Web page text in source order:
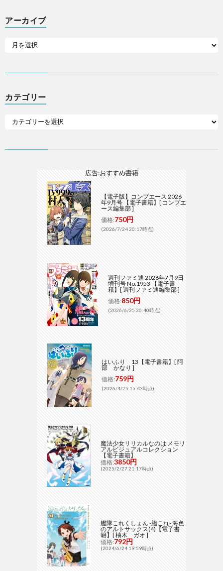
アーカイブ
カテゴリー
広告:おすすめ書籍
【電子版】コンプエース 2026
年9月号 【電子書籍】[ コンプエ
ース編集部 ]
価格:750円
(2026/7/24 20:17時点)
週刊ファミ通 2026年7月9日
増刊号 No.1953 【電子書
籍】[ 週刊ファミ通編集部 ]
価格:850円
(2026/6/25 20:40時点)
はいふり 13【電子書籍】[ 阿
部 かなり ]
価格:759円
(2026/4/25 15:43時点)
魔法少女リリカルなのは メモリ
アルビジュアルコレクション
【電子書籍】
価格:3850円
(2025/2/27 21:17時点)
艦隊これくしょん -艦これ- 海色
のアルトサックス(4)【電子書
籍】[ 柚木 ガオ ]
価格:792円
(2024/6/24 19:59時点)